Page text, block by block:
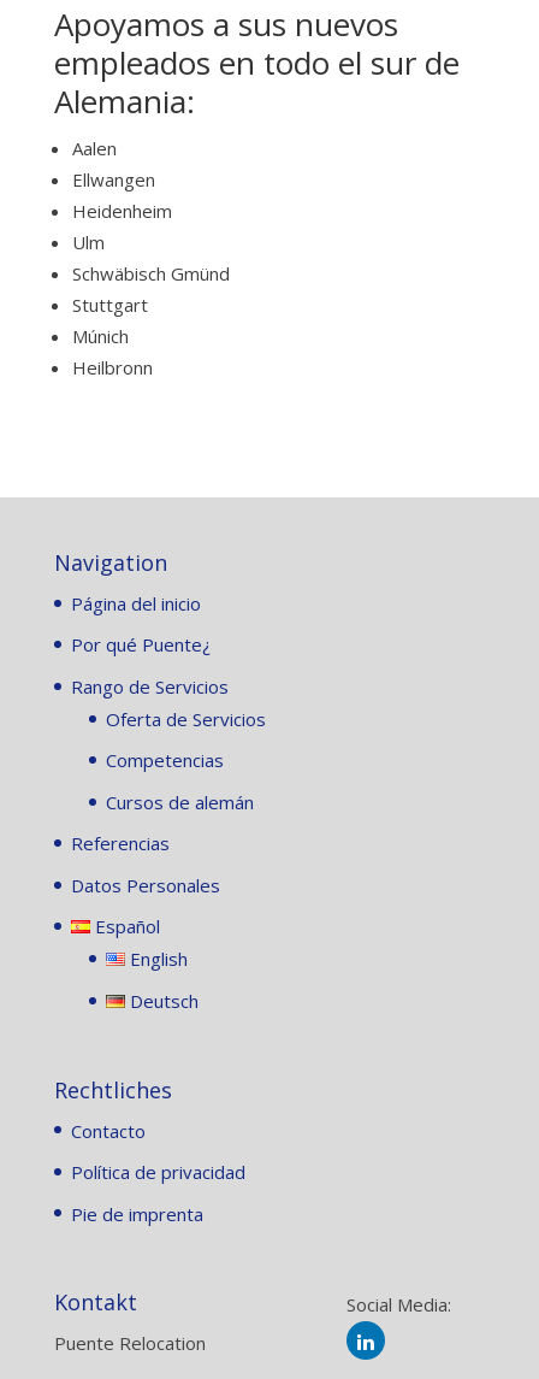
Apoyamos a sus nuevos
empleados en todo el sur de
Alemania:
Aalen
Ellwangen
Heidenheim
Ulm
Schwäbisch Gmünd
Stuttgart
Múnich
Heilbronn
Navigation
Página del inicio
Por qué Puente¿
Rango de Servicios
Oferta de Servicios
Competencias
Cursos de alemán
Referencias
Datos Personales
Español
English
Deutsch
Rechtliches
Contacto
Política de privacidad
Pie de imprenta
Kontakt
Puente Relocation
Social Media: